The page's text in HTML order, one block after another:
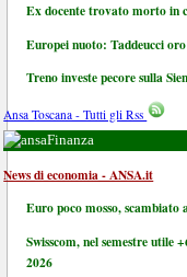
Ex docente trovato morto in
Europei nuoto: Taddeucci
Treno investe pecore sulla
Ansa Toscana - Tutti gli Rss
Finanza
News di economia - ANSA.it
Euro poco mosso, scambiato
Swisscom, nel semestre
2026